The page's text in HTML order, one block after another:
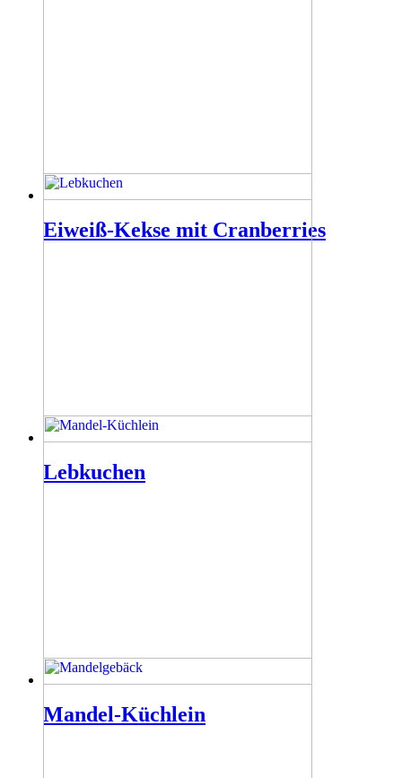
Eiweiß-Kekse mit Cranberries
Lebkuchen
Mandel-Küchlein